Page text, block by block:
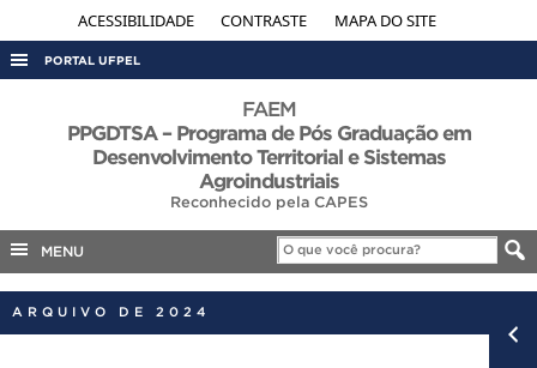
ACESSIBILIDADE CONTRASTE MAPA DO SITE
PORTAL UFPEL
AUDITORIA
INTERNACIONAL
FAEM
PPGDTSA – Programa de Pós Graduação em
Desenvolvimento Territorial e Sistemas
Agroindustriais
Reconhecido pela CAPES
MENU
ARQUIVO DE 2024